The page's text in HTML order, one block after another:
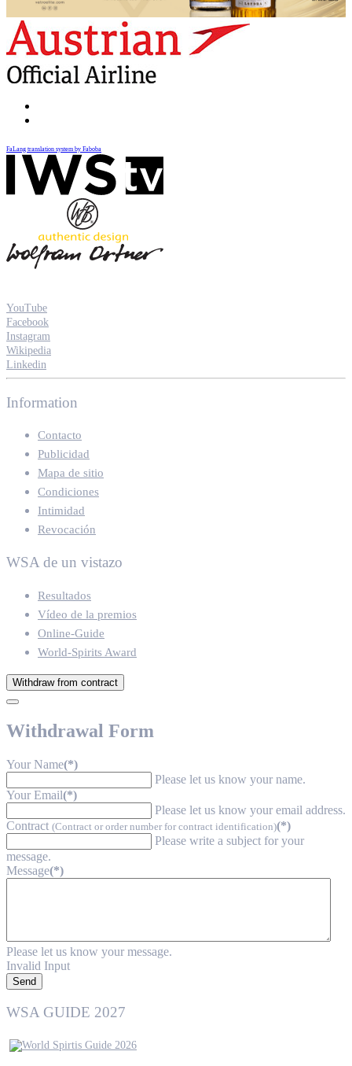
FaLang translation system by Faboba
YouTube
Facebook
Instagram
Wikipedia
Linkedin
Information
Contacto
Publicidad
Mapa de sitio
Condiciones
Intimidad
Revocación
WSA de un vistazo
Resultados
Vídeo de la premios
Online-Guide
World-Spirits Award
Withdraw from contract
Withdrawal Form
Your Name(*)
Please let us know your name.
Your Email(*)
Please let us know your email address.
Contract (Contract or order number for contract identification)(*)
Please write a subject for your
message.
Message(*)
Please let us know your message.
Invalid Input
Send
WSA GUIDE 2027